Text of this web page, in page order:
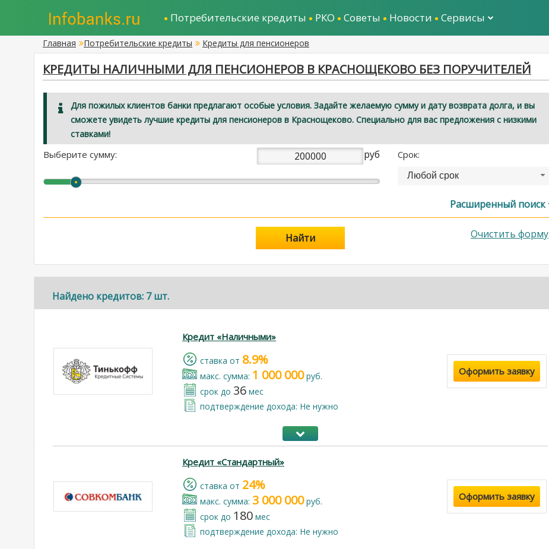
Потребительские кредиты РКО Советы Новости Сервисы
Главная Потребительские кредиты Кредиты для пенсионеров
КРЕДИТЫ НАЛИЧНЫМИ ДЛЯ ПЕНСИОНЕРОВ В КРАСНОЩЕКОВО БЕЗ ПОРУЧИТЕЛЕЙ
Для пожилых клиентов банки предлагают особые условия. Задайте желаемую сумму и дату возврата долга, и вы
сможете увидеть лучшие кредиты для пенсионеров в Краснощеково. Специально для вас предложения с низкими
ставками!
Выберите сумму: руб Срок:
Любой срок
Расширенный поиск
Очистить форму
Найти
Найдено кредитов: 7 шт.
Кредит «Наличными»
cтавка от 8.9%
макс. сумма: 1 000 000руб.
срок до 36 мес
подтверждение дохода: Не нужно
Оформить заявку
Кредит «Стандартный»
cтавка от 24%
макс. сумма: 3 000 000руб.
срок до 180 мес
подтверждение дохода: Не нужно
Оформить заявку